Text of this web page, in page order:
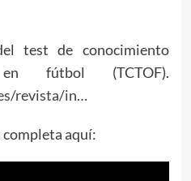
test de conocimiento
fútbol (TCTOF).
revista/in…
completa aquí: